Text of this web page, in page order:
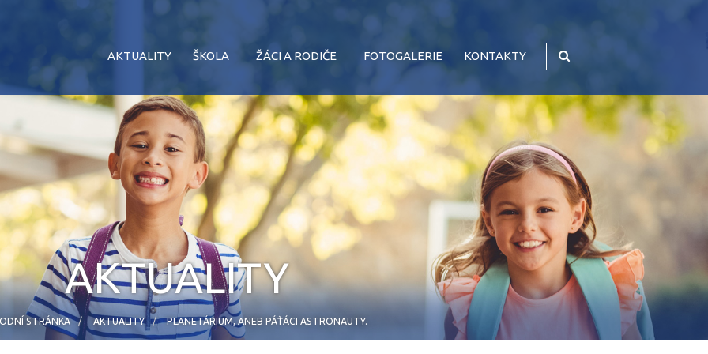
AKTUALITY ŠKOLA ŽÁCI A RODIČE FOTOGALERIE KONTAKTY
AKTUALITY
STRÁNKA AKTUALITY PLANETÁRIUM, ANEB PÁŤÁCI ASTRONAUTY.